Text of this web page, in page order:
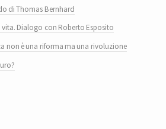
di Thomas Bernhard
vita. Dialogo con Roberto Esposito
non è una riforma ma una rivoluzione